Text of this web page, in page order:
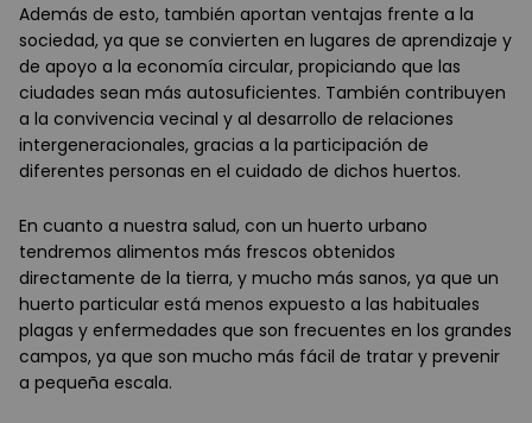
Además de esto, también aportan ventajas frente a la
sociedad, ya que se convierten en lugares de aprendizaje y
de apoyo a la economía circular, propiciando que las
ciudades sean más autosuficientes. También contribuyen
a la convivencia vecinal y al desarrollo de relaciones
intergeneracionales, gracias a la participación de
diferentes personas en el cuidado de dichos huertos.
En cuanto a nuestra salud, con un huerto urbano
tendremos alimentos más frescos obtenidos
directamente de la tierra, y mucho más sanos, ya que un
huerto particular está menos expuesto a las habituales
plagas y enfermedades que son frecuentes en los grandes
campos, ya que son mucho más fácil de tratar y prevenir
a pequeña escala.